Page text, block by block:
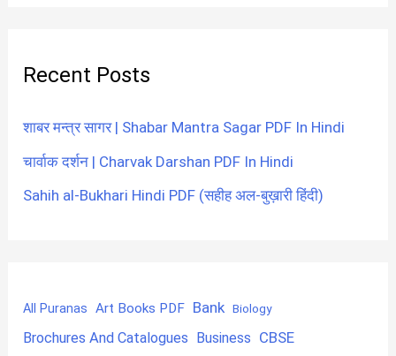
Recent Posts
शाबर मन्त्र सागर | Shabar Mantra Sagar PDF In Hindi
चार्वाक दर्शन | Charvak Darshan PDF In Hindi
Sahih al-Bukhari Hindi PDF (सहीह अल-बुख़ारी हिंदी)
All Puranas Art Books PDF Bank Biology
Brochures And Catalogues Business CBSE